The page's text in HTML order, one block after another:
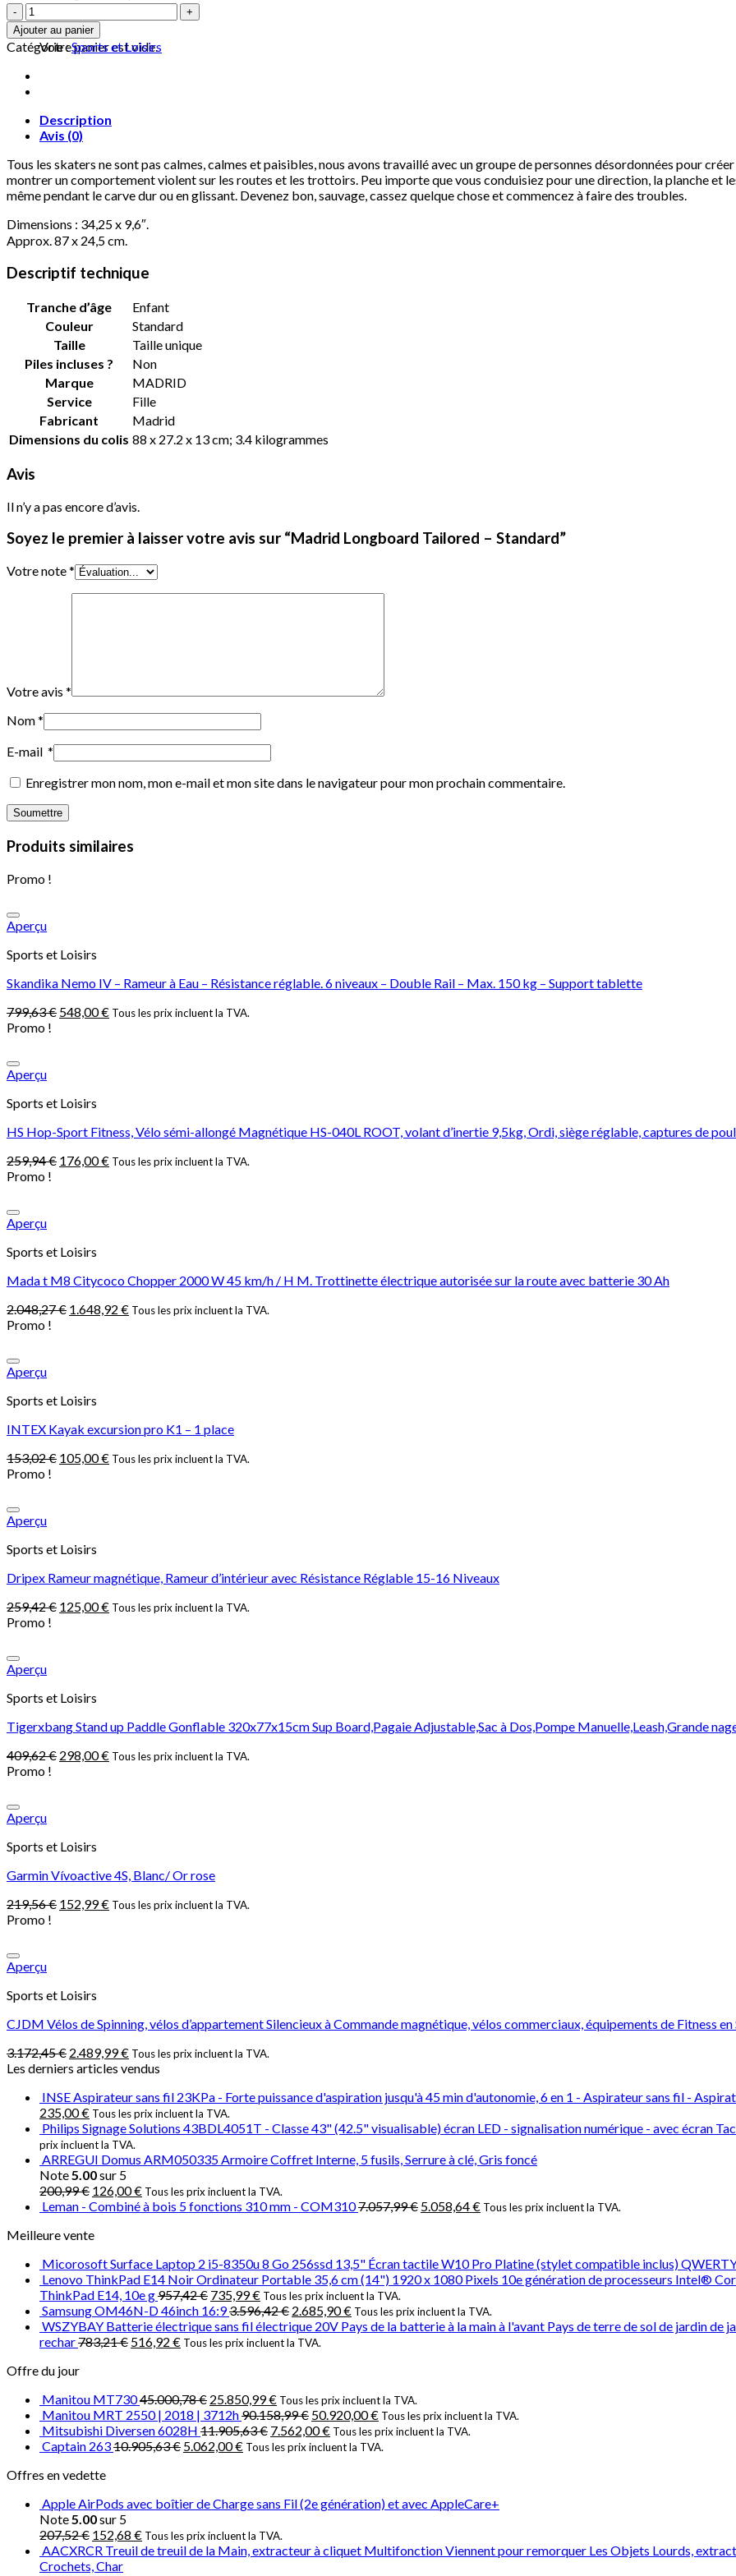
Votre panier est vide.
quantité
de
Madrid
Longboard
Tailored
-
Ajouter au panier
Catégorie :Sports et Loisirs
Description
Avis (0)
Tous les skaters ne sont pas calmes, calmes et paisibles, nous avons travaillé avec un groupe de personnes désordonnées pour
montrer un comportement violent sur les routes et les trottoirs. Peu importe que vous conduisiez pour une direction, la planche
même pendant le carve dur ou en glissant. Devenez bon, sauvage, cassez quelque chose et commencez à faire des troubles.
Dimensions : 34,25 x 9,6″.
Approx. 87 x 24,5 cm.
Descriptif technique
Tranche d’âge
‎Enfant
Couleur
‎Standard
Taille
‎Taille unique
Piles incluses ?
‎Non
Marque
‎MADRID
Service
‎Fille
Fabricant
‎Madrid
Dimensions du colis ‎88 x 27.2 x 13 cm; 3.4 kilogrammes
Avis
Il n’y a pas encore d’avis.
Soyez le premier à laisser votre avis sur “Madrid Longboard Tailored – Standard”
Votre note*
Votre avis *
Nom*
E-mail *
Enregistrer mon nom, mon e-mail et mon site dans le navigateur pour mon prochain commentaire.
Produits similaires
Promo !
Aperçu
Sports et Loisirs
Skandika Nemo IV – Rameur à Eau – Résistance réglable. 6 niveaux – Double Rail – Max. 150 kg – Support tablette
799,63€ 548,00€ Tous les prix incluent la TVA.
Promo !
Aperçu
Sports et Loisirs
HS Hop-Sport Fitness, Vélo sémi-allongé Magnétique HS-040L ROOT, volant d’inertie 9,5kg, Ordi, siège réglable, captures de
259,94€ 176,00€ Tous les prix incluent la TVA.
Promo !
Aperçu
Sports et Loisirs
Mada t M8 Citycoco Chopper 2000 W 45 km/h / H M. Trottinette électrique autorisée sur la route avec batterie 30 Ah
2.048,27€ 1.648,92 € Tous les prix incluent la TVA.
Promo !
Aperçu
Sports et Loisirs
INTEX Kayak excursion pro K1 – 1 place
153,02€ 105,00€ Tous les prix incluent la TVA.
Promo !
Aperçu
Sports et Loisirs
Dripex Rameur magnétique, Rameur d’intérieur avec Résistance Réglable 15-16 Niveaux
259,42€ 125,00€ Tous les prix incluent la TVA.
Promo !
Aperçu
Sports et Loisirs
Tigerxbang Stand up Paddle Gonflable 320x77x15cm Sup Board,Pagaie Adjustable,Sac à Dos,Pompe Manuelle,Leash,Grande
409,62€ 298,00€ Tous les prix incluent la TVA.
Promo !
Aperçu
Sports et Loisirs
Garmin Vívoactive 4S, Blanc/ Or rose
219,56€ 152,99€ Tous les prix incluent la TVA.
Promo !
Aperçu
Sports et Loisirs
CJDM Vélos de Spinning, vélos d’appartement Silencieux à Commande magnétique, vélos commerciaux, équipements de Fitness
3.172,45€ 2.489,99€ Tous les prix incluent la TVA.
Les derniers articles vendus
INSE Aspirateur sans fil 23KPa - Forte puissance d'aspiration jusqu'à 45 min d'autonomie, 6 en 1 - Aspirateur sans fil -
235,00€ Tous les prix incluent la TVA.
Philips Signage Solutions 43BDL4051T - Classe 43" (42.5" visualisable) écran LED - signalisation numérique - avec écran
prix incluent la TVA.
ARREGUI Domus ARM050335 Armoire Coffret Interne, 5 fusils, Serrure à clé, Gris foncé
Note 5.00sur 5
200,99€ 126,00€ Tous les prix incluent la TVA.
Leman - Combiné à bois 5 fonctions 310 mm - COM3107.057,99€ 5.058,64€ Tous les prix incluent la TVA.
Meilleure vente
Micorosoft Surface Laptop 2 i5-8350u 8 Go 256ssd 13,5" Écran tactile W10 Pro Platine (stylet compatible inclus)
Lenovo ThinkPad E14 Noir Ordinateur Portable 35,6 cm (14") 1920 x 1080 Pixels 10e génération de processeurs Intel®
ThinkPad E14, 10e g957,42€ 735,99€ Tous les prix incluent la TVA.
Samsung OM46N-D 46inch 16:93.596,42€ 2.685,90€ Tous les prix incluent la TVA.
WSZYBAY Batterie électrique sans fil électrique 20V Pays de la batterie à la main à l'avant Pays de terre de sol de jardin
rechar783,21€ 516,92 € Tous les prix incluent la TVA.
Offre du jour
Manitou MT73045.000,78€ 25.850,99€ Tous les prix incluent la TVA.
Manitou MRT 2550 | 2018 | 3712h90.158,99€ 50.920,00€ Tous les prix incluent la TVA.
Mitsubishi Diversen 6028H 11.905,63€ 7.562,00€ Tous les prix incluent la TVA.
Captain 26310.905,63€ 5.062,00€ Tous les prix incluent la TVA.
Offres en vedette
Apple AirPods avec boîtier de Charge sans Fil (2e génération) et avec AppleCare+
Note 5.00sur 5
207,52€ 152,68 € Tous les prix incluent la TVA.
AACXRCR Treuil de treuil de la Main, extracteur à cliquet Multifonction Viennent pour remorquer Les Objets Lourds,
Crochets, Char